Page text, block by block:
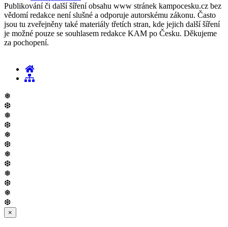
Publikování či další šíření obsahu www stránek kampocesku.cz bez
vědomí redakce není slušné a odporuje autorskému zákonu. Často
jsou tu zveřejněny také materiály třetích stran, kde jejich další šíření
je možné pouze se souhlasem redakce KAM po Česku. Děkujeme
za pochopení.
❅
❆
❅
❆
❅
❆
❅
❆
❅
❆
❅
❆
×